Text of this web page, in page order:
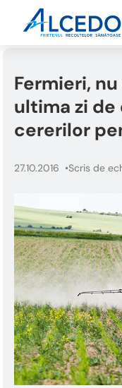
Fermieri,
ultima zi de
cererilor
27.10.2016 Scris de